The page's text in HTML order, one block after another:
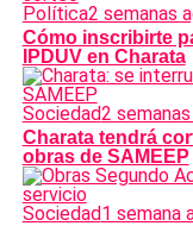
Política2 semanas
Cómo inscribirte
IPDUV en Charata
Sociedad2
Charata tendrá
obras de SAMEEP
Sociedad1 semana